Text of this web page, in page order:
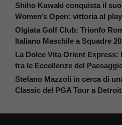
Shiho Kuwaki conquista il
Women’s Open: vittoria al
Olgiata Golf Club: Trionfo
Italiano Maschile a Squadre
La Dolce Vita Orient
tra le Eccellenze del
Stefano Mazzoli in cerca di
Classic del PGA Tour a Detroit